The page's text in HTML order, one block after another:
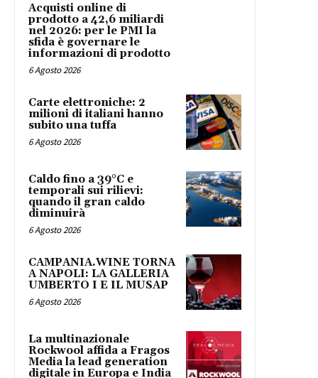
Acquisti online di
prodotto a 42,6 miliardi
nel 2026: per le PMI la
sfida è governare le
informazioni di prodotto
6 Agosto 2026
Carte elettroniche: 2
milioni di italiani hanno
subito una tuffa
6 Agosto 2026
Caldo fino a 39°C e
temporali sui rilievi:
quando il gran caldo
diminuirà
6 Agosto 2026
CAMPANIA.WINE TORNA
A NAPOLI: LA GALLERIA
UMBERTO I E IL MUSAP
6 Agosto 2026
La multinazionale
Rockwool affida a Fragos
Media la lead generation
digitale in Europa e India